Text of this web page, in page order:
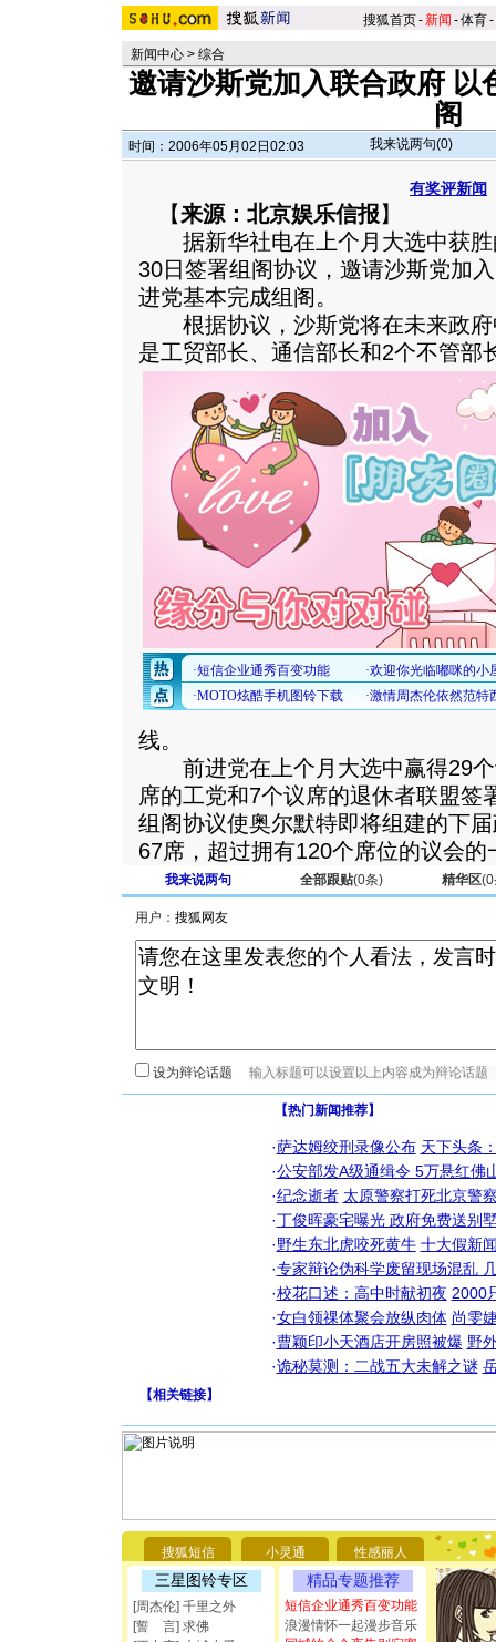
搜狐首页-新闻 -体育-
新闻中心 > 综合
邀请沙斯党加入联合政府 以
阁
时间：2006年05月02日02:03 我来说两句(0)
有奖评新闻
【来源：北京娱乐信报】
据新华社电在上个月大选中获胜
30日签署组阁协议，邀请沙斯党加
进党基本完成组阁。
根据协议，沙斯党将在未来政府
是工贸部长、通信部长和2个不管部
线。
前进党在上个月大选中赢得29个
席的工党和7个议席的退休者联盟签
组阁协议使奥尔默特即将组建的下
67席，超过拥有120个席位的议会的
我来说两句 全部跟贴(0条) 精华区(0
用户：
设为辩论话题
【热门新闻推荐】
·萨达姆绞刑录像公布 天下头条
·公安部发A级通缉令 5万悬红佛
·纪念逝者 太原警察打死北京警
·丁俊晖豪宅曝光 政府免费送别
·野生东北虎咬死黄牛 十大假新
·专家辩论伪科学废留现场混乱
·校花口述：高中时献初夜 2000
·女白领祼体聚会放纵肉体 尚雯
·曹颖印小天酒店开房照被爆 野
·诡秘莫测：二战五大未解之谜
【相关链接】
搜狐短信 小灵通 性感丽人
三星图铃专区
[周杰伦] 千里之外
[誓 言] 求佛
精品专题推荐
短信企业通秀百变功能
浪漫情怀一起漫步音乐
要平安！
[圣诞节]
能正大光
都要快乐
[圣诞节]
如意,快
[元旦]看